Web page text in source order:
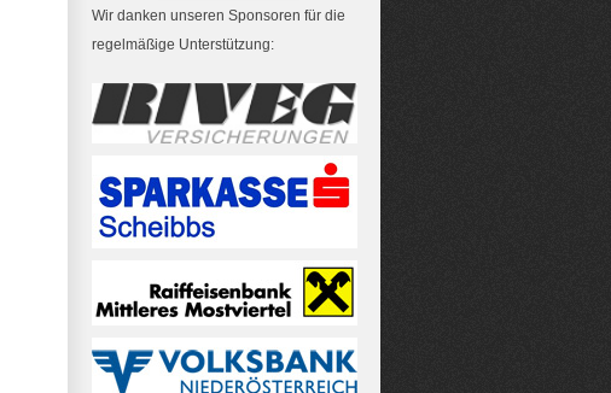
Wir danken unseren Sponsoren für die
regelmäßige Unterstützung: